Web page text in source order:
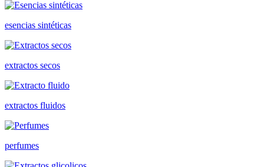
esencias sintéticas
extractos secos
extractos fluidos
perfumes